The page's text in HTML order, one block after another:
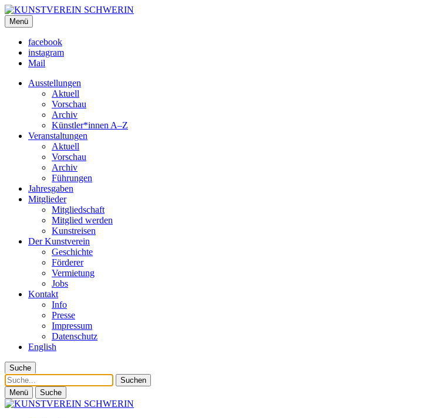
KUNSTVEREIN SCHWERIN
Für Mecklenburg und Vorpommern
Menü
facebook
instagram
Mail
Ausstellungen
Aktuell
Vorschau
Archiv
Künstler*innen A–Z
Veranstaltungen
Aktuell
Vorschau
Archiv
Führungen
Jahresgaben
Mitglieder
Mitgliedschaft
Mitglied werden
Kunstreisen
Der Kunstverein
Geschichte
Förderer
Vermietung
Jobs
Kontakt
Info
Presse
Impressum
Datenschutz
English
Suche
Suche
Menü Suche